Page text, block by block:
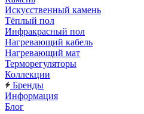
Искусственный камень
Тёплый пол
Инфракрасный пол
Нагревающий кабель
Нагревающий мат
Терморегуляторы
Коллекции
Бренды
Информация
Блог